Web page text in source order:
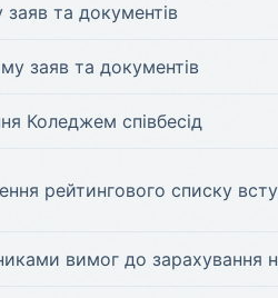
та документів
заяв та документів
Коледжем співбесід
рейтингового списку
вимог до зарахування